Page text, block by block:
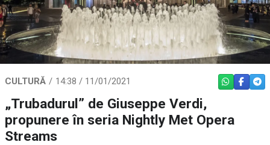
CULTURĂ 14:38 / 11/01/2021 WHATSAPP
„Trubadurul” de Giuseppe Verdi,
propunere în seria Nightly Met Opera
Streams